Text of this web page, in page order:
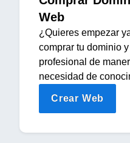
Web
¿Quieres empezar
comprar tu dominio
profesional de
necesidad de
Crear Web